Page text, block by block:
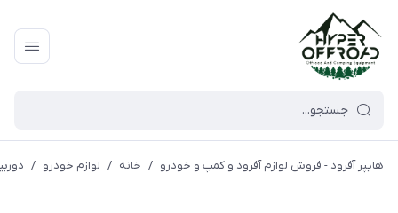
هایپر آفرود - فروش لوازم آفرود و کمپ و خودرو / خانه / لوازم خودرو /